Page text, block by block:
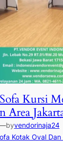
Kursi
Area
byvendorinaja24
Kotak Oval